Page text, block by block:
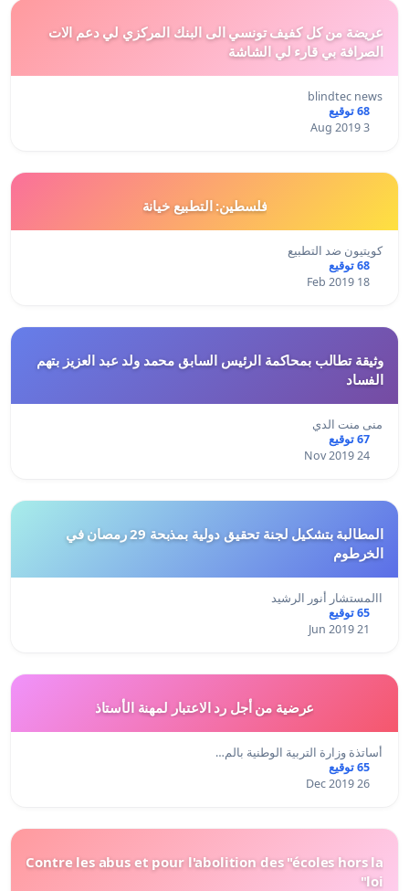
عريضة من كل كفيف تونسي الى البنك المركزي لي دعم الات
الصرافة بي قارء لي الشاشة
blindtec news
68 توقيع
3 Aug 2019
فلسطين: التطبيع خيانة
كويتيون ضد التطبيع
68 توقيع
18 Feb 2019
وثيقة تطالب بمحاكمة الرئيس السابق محمد ولد عبد العزيز بتهم
الفساد
منى منت الدي
67 توقيع
24 Nov 2019
المطالبة بتشكيل لجنة تحقيق دولية بمذبحة 29 رمصان في
الخرطوم
االمستشار أنور الرشيد
65 توقيع
21 Jun 2019
عرضية من أجل رد الاعتبار لمهنة الأستاذ
أساتذة وزارة التربية الوطنية بالم…
65 توقيع
26 Dec 2019
Contre les abus et pour l'abolition des "écoles hors la
loi"